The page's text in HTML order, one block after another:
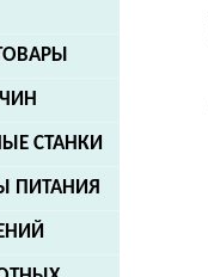
СТАНКИ
ПИТАНИЯ